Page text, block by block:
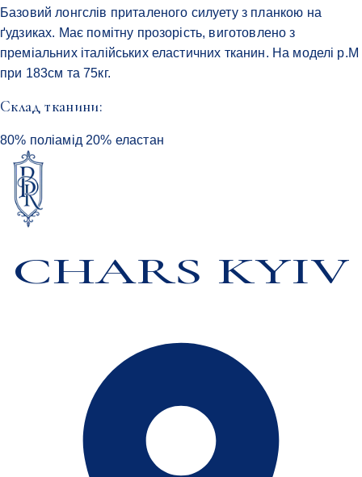
Базовий лонгслів приталеного силуету з планкою на
ґудзиках. Має помітну прозорість, виготовлено з
преміальних італійських еластичних тканин. На моделі р.М
при 183см та 75кг.
Cклад тканини:
80% поліамід 20% еластан
CHARS KYIV